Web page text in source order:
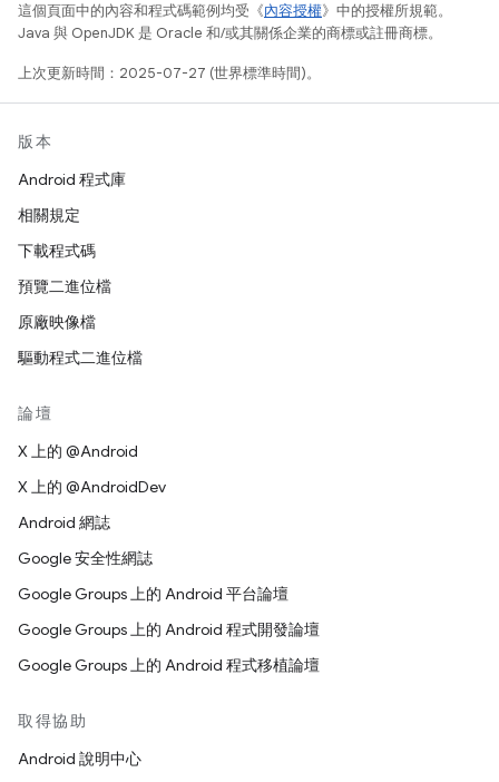
這個頁面中的內容和程式碼範例均受《內容授權》中的授權所規範。
Java 與 OpenJDK 是 Oracle 和/或其關係企業的商標或註冊商標。
上次更新時間：2025-07-27 (世界標準時間)。
版本
Android 程式庫
相關規定
下載程式碼
預覽二進位檔
原廠映像檔
驅動程式二進位檔
論壇
X 上的 @Android
X 上的 @AndroidDev
Android 網誌
Google 安全性網誌
Google Groups 上的 Android 平台論壇
Google Groups 上的 Android 程式開發論壇
Google Groups 上的 Android 程式移植論壇
取得協助
Android 說明中心